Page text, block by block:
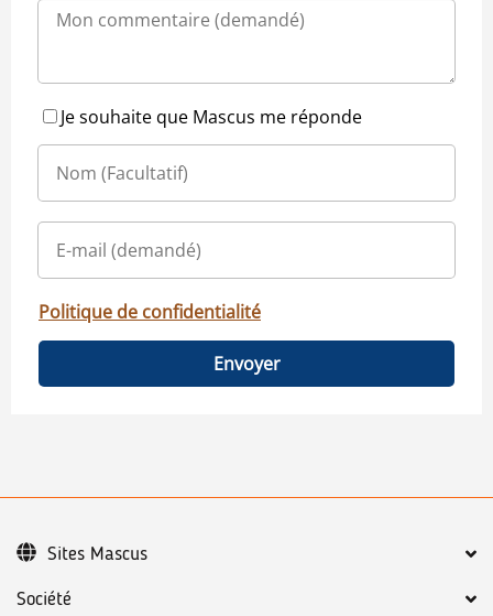
Je souhaite que Mascus me réponde
Politique de confidentialité
Envoyer
Société
Sites Mascus